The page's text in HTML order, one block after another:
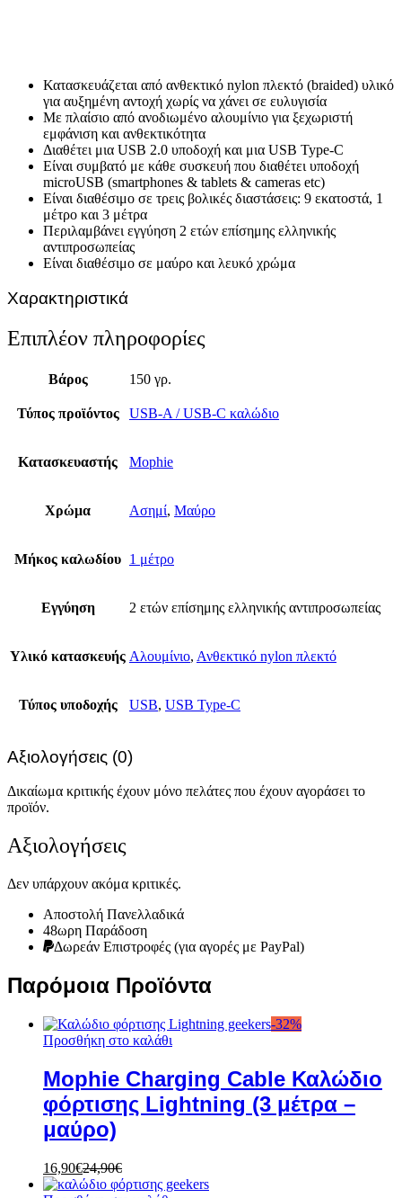
Κατασκευάζεται από ανθεκτικό nylon πλεκτό (braided) υλικό
για αυξημένη αντοχή χωρίς να χάνει σε ευλυγισία
Με πλαίσιο από ανοδιωμένο αλουμίνιο για ξεχωριστή
εμφάνιση και ανθεκτικότητα
Διαθέτει μια USB 2.0 υποδοχή και μια USB Type-C
Είναι συμβατό με κάθε συσκευή που διαθέτει υποδοχή
microUSB (smartphones & tablets & cameras etc)
Είναι διαθέσιμο σε τρεις βολικές διαστάσεις: 9 εκατοστά, 1
μέτρο και 3 μέτρα
Περιλαμβάνει εγγύηση 2 ετών επίσημης ελληνικής
αντιπροσωπείας
Είναι διαθέσιμο σε μαύρο και λευκό χρώμα
Χαρακτηριστικά
Επιπλέον πληροφορίες
Βάρος 150 γρ.
Τύπος προϊόντος USB-A / USB-C καλώδιο
Κατασκευαστής Mophie
Χρώμα Ασημί, Μαύρο
Μήκος καλωδίου 1 μέτρο
Εγγύηση 2 ετών επίσημης ελληνικής αντιπροσωπείας
Υλικό κατασκευής Αλουμίνιο, Ανθεκτικό nylon πλεκτό
Τύπος υποδοχής USB, USB Type-C
Αξιολογήσεις (0)
Δικαίωμα κριτικής έχουν μόνο πελάτες που έχουν αγοράσει το
προϊόν.
Αξιολογήσεις
Δεν υπάρχουν ακόμα κριτικές.
Αποστολή Πανελλαδικά
48ωρη Παράδοση
Δωρεάν Eπιστροφές (για αγορές με PayPal)
Παρόμοια Προϊόντα
-32%
Προσθήκη στο καλάθι
Mophie Charging Cable Καλώδιο
φόρτισης Lightning (3 μέτρα –
μαύρο)
16,90€24,90€